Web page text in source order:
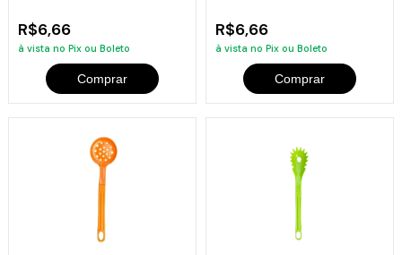
R$6,66
à vista no Pix ou Boleto
Comprar
R$6,66
à vista no Pix ou Boleto
Comprar